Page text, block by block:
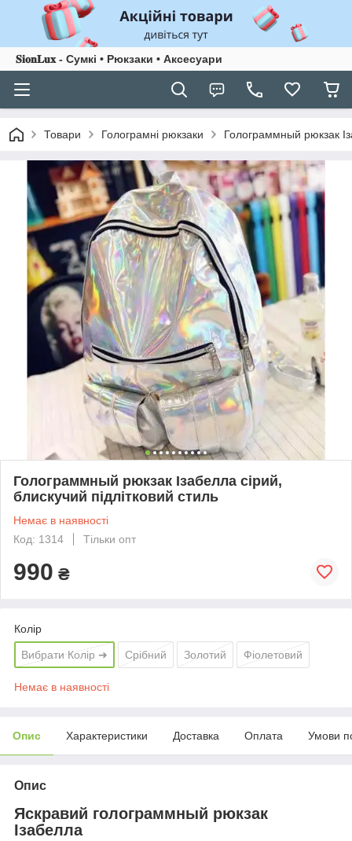
𝐒𝐢𝐨𝐧𝐋𝐮𝐱 - Сумкі • Рюкзаки • Аксесуари
Товари Голограмні рюкзаки Голограммный рюкзак
Голограммный рюкзак Ізабелла сірий,
блискучий підлітковий стиль
Немає в наявності
Код: 1314
Тільки опт
990 ₴
Колір
Вибрати Колір ➜ Срібний Золотий Фіолетовий
Немає в наявності
Опис Характеристики Доставка Оплата Умови
Опис
Яскравий голограммный рюкзак
Ізабелла